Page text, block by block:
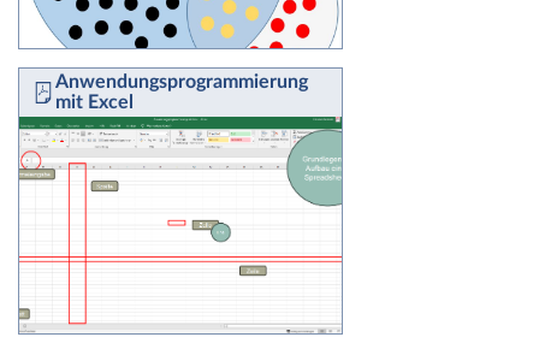
Anwendungsprogrammierung
mit Excel